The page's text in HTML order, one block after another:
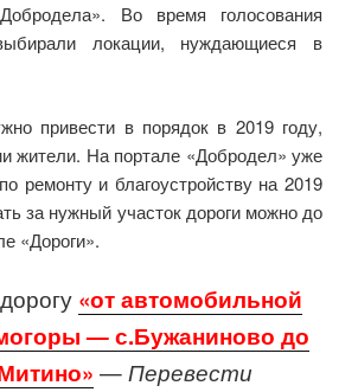
Во время голосования
локации, нуждающиеся в
привести в порядок в 2019 году,
жители. На портале «Добродел» уже
ремонту и благоустройству на 2019
за нужный участок дороги можно до
«Дороги».
«от автомобильной
— с.Бужаниново до
—Перевести